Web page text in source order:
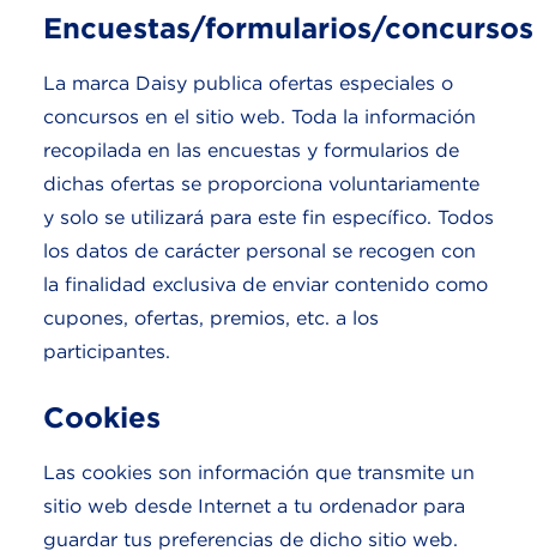
Encuestas/formularios/concursos
La marca Daisy publica ofertas especiales o
concursos en el sitio web. Toda la información
recopilada en las encuestas y formularios de
dichas ofertas se proporciona voluntariamente
y solo se utilizará para este fin específico. Todos
los datos de carácter personal se recogen con
la finalidad exclusiva de enviar contenido como
cupones, ofertas, premios, etc. a los
participantes.
Cookies
Las cookies son información que transmite un
sitio web desde Internet a tu ordenador para
guardar tus preferencias de dicho sitio web.